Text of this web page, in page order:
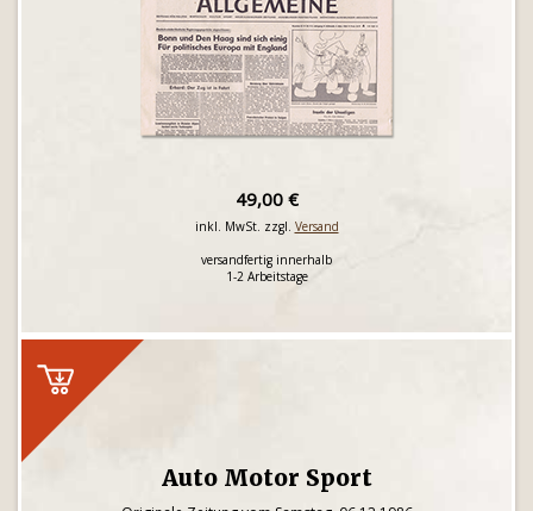
49,00 €
inkl. MwSt. zzgl. Versand
versandfertig innerhalb
1-2 Arbeitstage
Auto Motor Sport